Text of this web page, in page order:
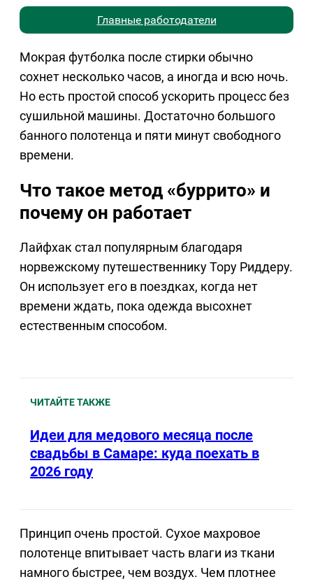
Главные работодатели
Мокрая футболка после стирки обычно
сохнет несколько часов, а иногда и всю ночь.
Но есть простой способ ускорить процесс без
сушильной машины. Достаточно большого
банного полотенца и пяти минут свободного
времени.
Что такое метод «буррито» и
почему он работает
Лайфхак стал популярным благодаря
норвежскому путешественнику Тору Риддеру.
Он использует его в поездках, когда нет
времени ждать, пока одежда высохнет
естественным способом.
ЧИТАЙТЕ ТАКЖЕ
Идеи для медового месяца после
свадьбы в Самаре: куда поехать в
2026 году
Принцип очень простой. Сухое махровое
полотенце впитывает часть влаги из ткани
намного быстрее, чем воздух. Чем плотнее